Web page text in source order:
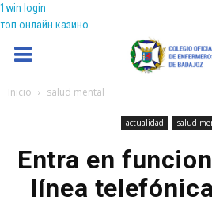
1win login
топ онлайн казино
Coenfeba
Inicio salud mental
actualidad salud
Entra en
línea